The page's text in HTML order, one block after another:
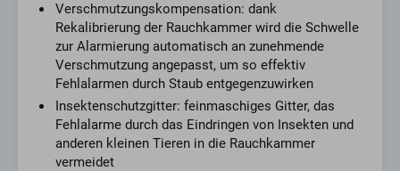
Verschmutzungskompensation: dank
Rekalibrierung der Rauchkammer wird die Schwelle
zur Alarmierung automatisch an zunehmende
Verschmutzung angepasst, um so effektiv
Fehlalarmen durch Staub entgegenzuwirken
Insektenschutzgitter: feinmaschiges Gitter, das
Fehlalarme durch das Eindringen von Insekten und
anderen kleinen Tieren in die Rauchkammer
vermeidet